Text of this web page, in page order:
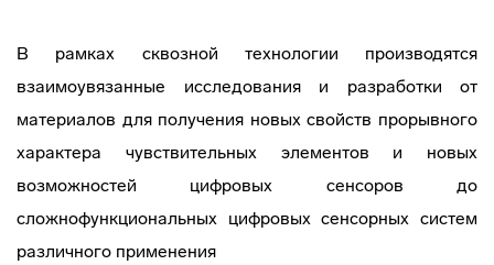
В рамках сквозной технологии производятся
взаимоувязанные исследования и разработки от
материалов для получения новых свойств прорывного
характера чувствительных элементов и новых
возможностей цифровых сенсоров до
сложнофункциональных цифровых сенсорных систем
различного применения